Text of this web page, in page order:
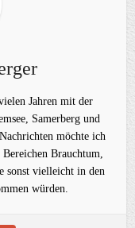
Jahren mit der
Samerberg und
möchte ich
Brauchtum,
sonst vielleicht in den
würden.